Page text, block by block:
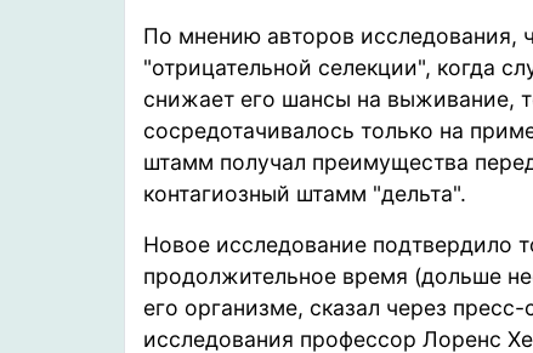
По мнению авторов исследования,
"отрицательной селекции", когда
снижает его шансы на выживание,
сосредотачивалось только на
штамм получал преимущества
контагиозный штамм "дельта".
Новое исследование подтвердило
продолжительное время (дольше
его организме, сказал через
исследования профессор Лоренс